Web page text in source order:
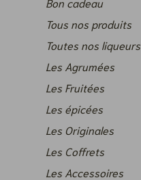
Tous nos produits
Toutes nos liqueurs
Les Agrumées
Les Fruitées
Les épicées
Les Originales
Les Coffrets
Les Accessoires